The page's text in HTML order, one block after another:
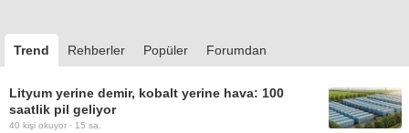
Trend Rehberler Popüler Forumdan
Lityum yerine demir, kobalt yerine hava: 100
saatlik pil geliyor
40 kişi okuyor · 15 sa.